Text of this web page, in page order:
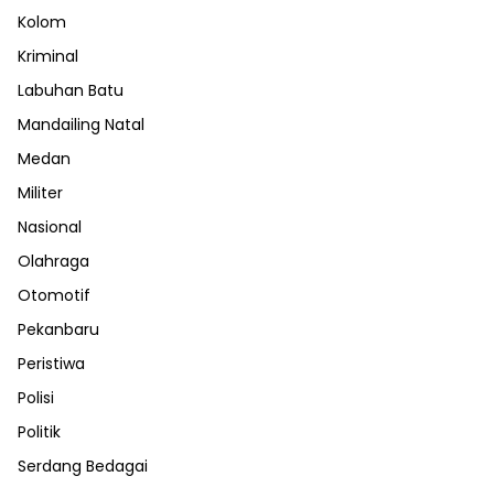
Kolom
Kriminal
Labuhan Batu
Mandailing Natal
Medan
Militer
Nasional
Olahraga
Otomotif
Pekanbaru
Peristiwa
Polisi
Politik
Serdang Bedagai